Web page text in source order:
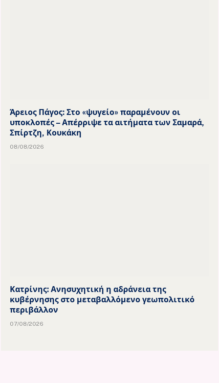
Άρειος Πάγος: Στο «ψυγείο» παραμένουν οι
υποκλοπές – Απέρριψε τα αιτήματα των Σαμαρά,
Σπίρτζη, Κουκάκη
08/08/2026
Κατρίνης: Ανησυχητική η αδράνεια της
κυβέρνησης στο μεταβαλλόμενο γεωπολιτικό
περιβάλλον
07/08/2026